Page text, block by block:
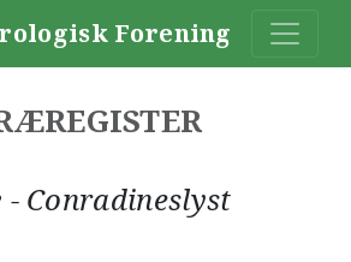
Forening
Conradineslyst